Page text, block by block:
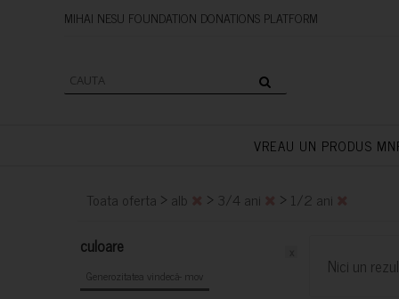
MIHAI NESU FOUNDATION
VREAU UN PRODUS
Toata oferta > alb > 3/4 ani > 1/2 ani
culoare
Generozitatea vindecă- mov
Nici un